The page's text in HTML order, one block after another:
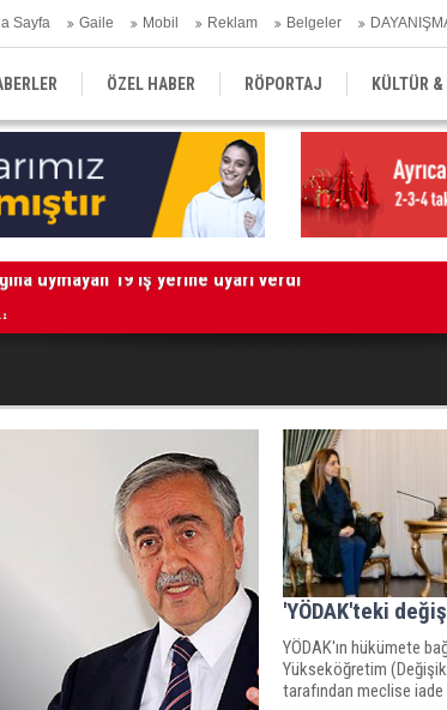
Sayfa Gaile Mobil Reklam Belgeler
ÖZEL HABER RÖPORTAJ KÜLTÜR
EĞİTİM YEREL YÖNETİM DERGİLER SEKTÖR
'YÖDAK'teki
YÖDAK'ın hükümete
Yükseköğretim
tarafından meclise iade